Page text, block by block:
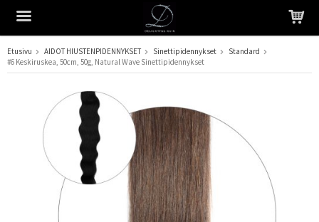
Tuote on lisätty ostoskoriin
Etusivu AIDOT HIUSTENPIDENNYKSET Sinettipidennykset
Standard
#6 Keskiruskea, 50cm, 50g, Natural Wave Sinettipidennykset